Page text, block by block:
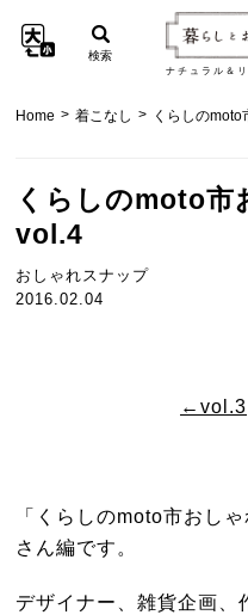
ナチュラル＆
検索
Home > 着こなし > くらしの
くらしのmoto
vol.4
おしゃれスナップ
2016.02.04
←vol.3
「くらしのmoto市おし
さん編です。
デザイナー、雑貨企画、